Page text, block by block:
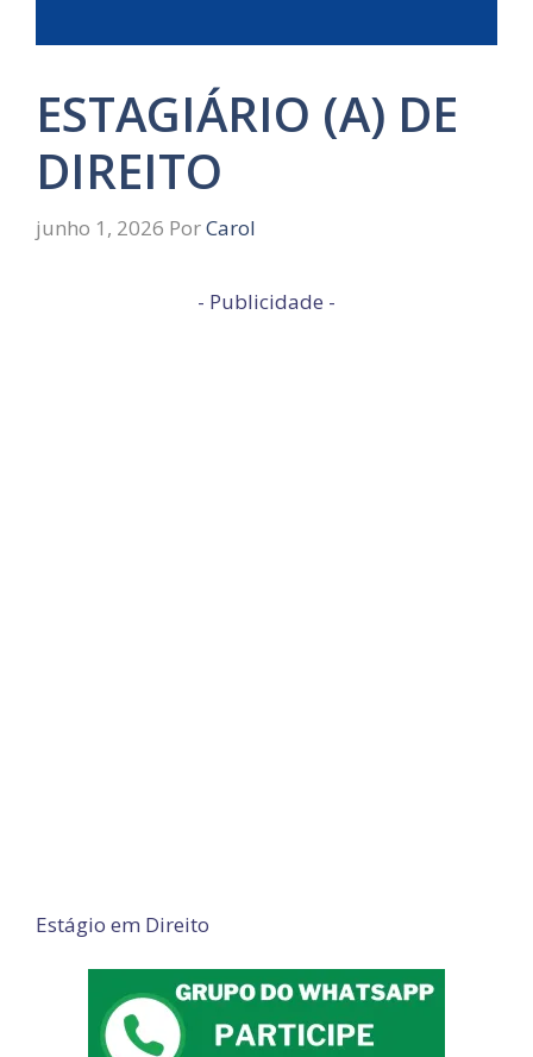
ESTAGIÁRIO (A) DE
DIREITO
junho 1, 2026 PorCarol
- Publicidade -
Estágio em Direito